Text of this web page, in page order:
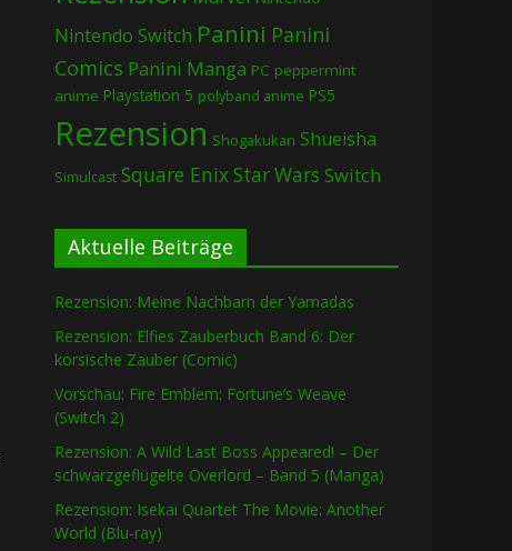
Nintendo Switch Panini Panini
Comics Panini Manga PC peppermint
anime Playstation 5 polyband anime PS5
Rezension Shogakukan Shueisha
Simulcast Square EnixStar Wars Switch
Aktuelle Beiträge
Rezension: Meine Nachbarn der Yamadas
Rezension: Elfies Zauberbuch Band 6: Der
korsische Zauber (Comic)
Vorschau: Fire Emblem: Fortune’s Weave
(Switch 2)
Rezension: A Wild Last Boss Appeared! – Der
schwarzgeflügelte Overlord – Band 5 (Manga)
Rezension: Isekai Quartet The Movie: Another
World (Blu-ray)